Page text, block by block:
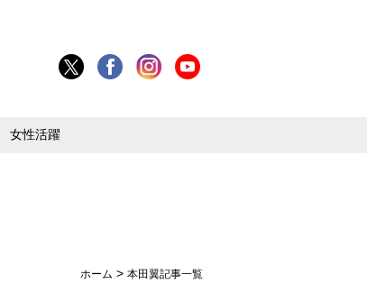
女性活躍
ホーム > 本田翼記事一覧